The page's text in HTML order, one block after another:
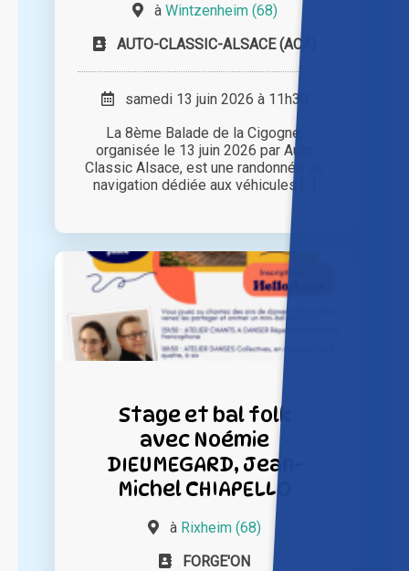
à Wintzenheim (68)
AUTO-CLASSIC-ALSACE (ACA)
samedi 13 juin 2026 à 11h30
La 8ème Balade de la Cigogne,
organisée le 13 juin 2026 par Auto
Classic Alsace, est une randonnée de
navigation dédiée aux véhicules [...]
Stage et bal folk
avec Noémie
DIEUMEGARD, Jean-
Michel CHIAPELLO
à Rixheim (68)
FORGE'ON